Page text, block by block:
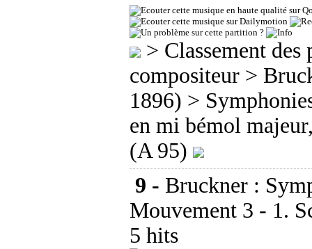
> Classement
compositeur >
1896) >
en mi bémol
(A 95)
9 - Bruckner :
Mouvement 3 - 1.
5 hits